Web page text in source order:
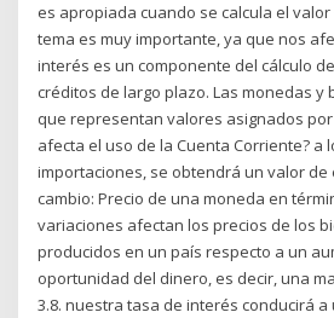
es apropiada cuando se calcula el valor
tema es muy importante, ya que nos
interés es un componente del cálculo
créditos de largo plazo. Las monedas y
que representan valores asignados
afecta el uso de la Cuenta Corriente? a
importaciones, se obtendrá un valor de
cambio: Precio de una moneda en
variaciones afectan los precios de los
producidos en un país respecto a un
oportunidad del dinero, es decir, una
3.8. nuestra tasa de interés conducirá